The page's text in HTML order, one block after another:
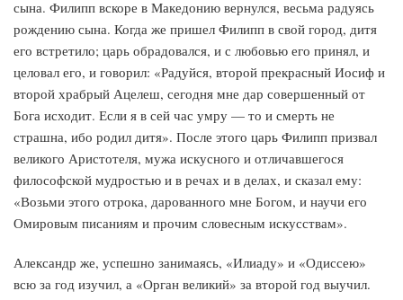
сына. Филипп вскоре в Македонию вернулся, весьма радуясь
рождению сына. Когда же пришел Филипп в свой город, дитя
его встретило; царь обрадовался, и с любовью его принял, и
целовал его, и говорил: «Радуйся, второй прекрасный Иосиф и
второй храбрый Ацелеш, сегодня мне дар совершенный от
Бога исходит. Если я в сей час умру — то и смерть не
страшна, ибо родил дитя». После этого царь Филипп призвал
великого Аристотеля, мужа искусного и отличавшегося
философской мудростью и в речах и в делах, и сказал ему:
«Возьми этого отрока, дарованного мне Богом, и научи его
Омировым писаниям и прочим словесным искусствам».
Александр же, успешно занимаясь, «Илиаду» и «Одиссею»
всю за год изучил, а «Орган великий» за второй год выучил.